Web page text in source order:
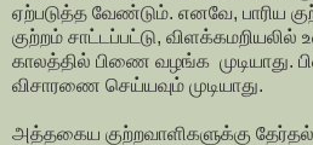
ஏற்படுத்த வேண்டும். எனவே, பாரிய
குற்றம் சாட்டப்பட்டு,
காலத்தில் பிணை வழங்க முடியாது.
விசாரணை செய்யவும் முடியாது.
அத்தகைய குற்றவாளிகளுக்கு